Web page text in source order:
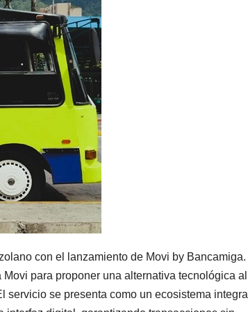
con el lanzamiento de Movi by Bancamiga.
para proponer una alternativa tecnológica al
se presenta como un ecosistema integral